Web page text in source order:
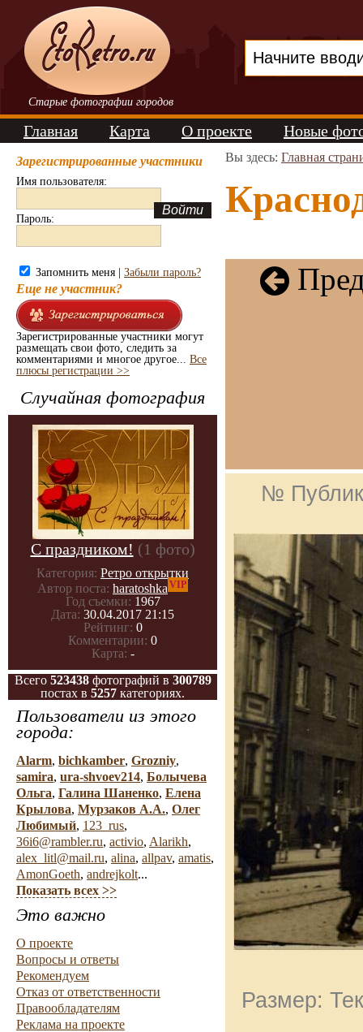
Старые фотографии городов
Главная Карта О проекте Новые
Зарегистрированные участники
Имя пользователя:
Пароль:
Запомнить меня | Забыли пароль?
Еще не участник?
Зарегистрированные участники могут
размещать свои фото, следить за
комментариями и многое другое... Все
плюсы регистрации >>
Случайная фотография
С праздником! (1 фото)
Категория: Ретро открытки
Автор поста: haratoshka VIP
Год съемки: 1967
Дата: 30.04.2017 21:15
Рейтинг: 0
Комментарии: 0
Карта: -
Всего 523438фотографий в 300789
постах в 5257 категориях.
Пользователи из этого
города:
Alarm, bichkamber, Grozniy,
samira, ura-shvoev214, Болычева
Ольга, Галина Шаненко, Елена
Крылова, Мурзаков А.А., Олег
Любимый, 123_rus,
36i6@rambler.ru, activio, Alarikh,
alex_litl@mail.ru, alina, allpav, amatis,
AmonGoeth, andrejkolt...
Показать всех >>
Это важно
О проекте
Вопросы и ответы
Рекомендуем
Отказ от ответственности
Правообладателям
Реклама на проекте
Вы здесь: Главная
№
Размер: